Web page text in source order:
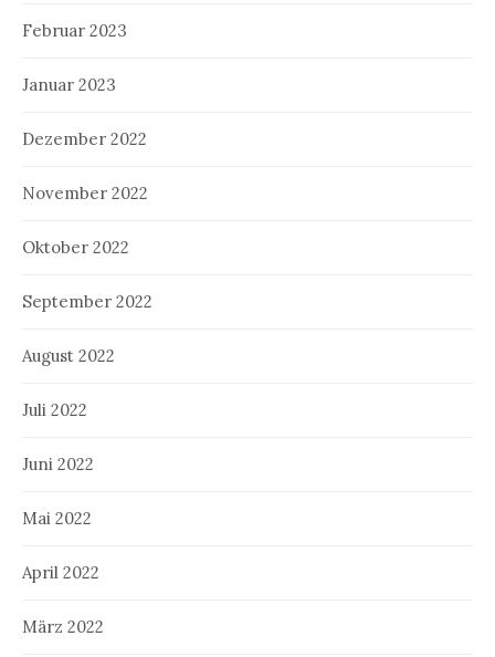
Februar 2023
Januar 2023
Dezember 2022
November 2022
Oktober 2022
September 2022
August 2022
Juli 2022
Juni 2022
Mai 2022
April 2022
März 2022